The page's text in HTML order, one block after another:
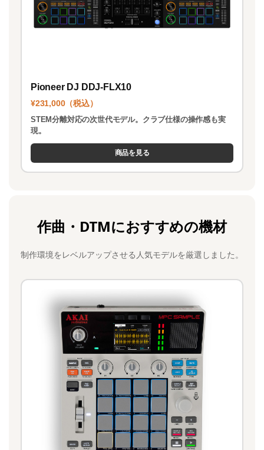
Pioneer DJ DDJ-FLX10
¥231,000（税込）
STEM分離対応の次世代モデル。クラブ仕様の操作感も実
現。
商品を見る
作曲・DTMにおすすめの機材
制作環境をレベルアップさせる人気モデルを厳選しました。